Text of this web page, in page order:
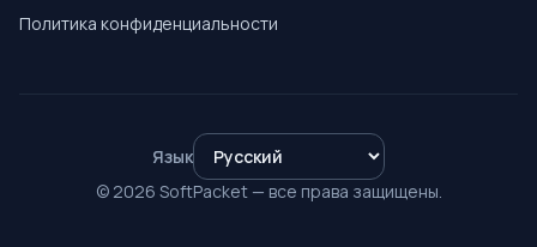
Политика конфиденциальности
Язык
© 2026 SoftPacket — все права защищены.